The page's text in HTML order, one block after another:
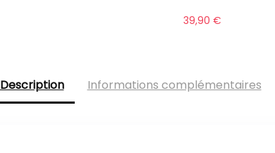
39,90 €
Description Informations complémentaires